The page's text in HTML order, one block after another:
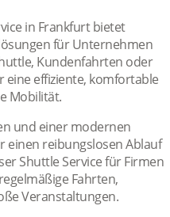
in Frankfurt bietet
für Unternehmen
Kundenfahrten oder
eine effiziente, komfortable
Mobilität.
und einer modernen
einen reibungslosen Ablauf
Shuttle Service für Firmen
Fahrten,
Veranstaltungen.